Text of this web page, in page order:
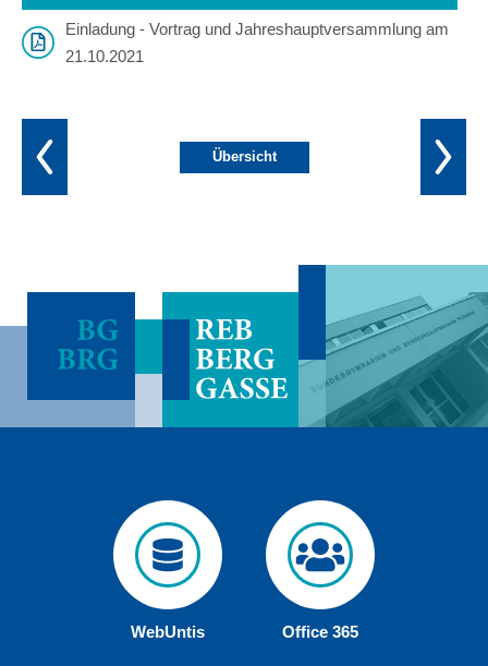
Einladung - Vortrag und Jahreshauptversammlung am
21.10.2021
Übersicht
WebUntis Office 365